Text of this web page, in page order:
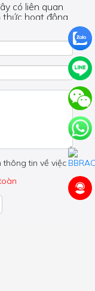
có liên quan
hoạt động,
lòng không đặt
đó.
tin về việc